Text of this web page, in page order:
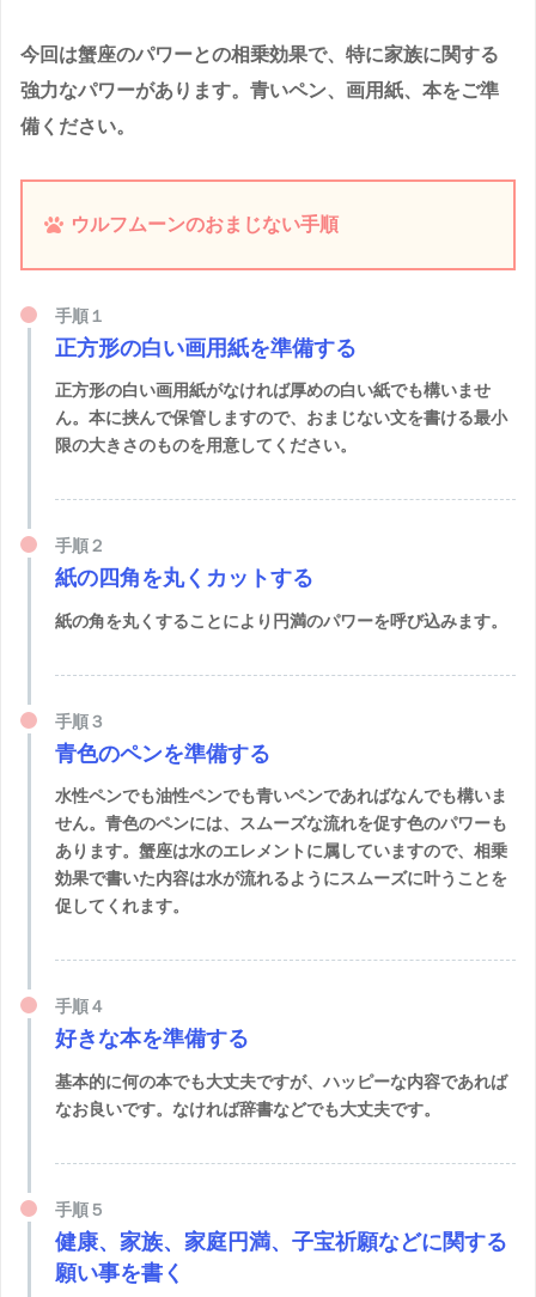
今回は蟹座のパワーとの相乗効果で、特に家族に関する
強力なパワーがあります。青いペン、画用紙、本をご準
備ください。
ウルフムーンのおまじない手順
手順１
正方形の白い画用紙を準備する
正方形の白い画用紙がなければ厚めの白い紙でも構いませ
ん。本に挟んで保管しますので、おまじない文を書ける最小
限の大きさのものを用意してください。
手順２
紙の四角を丸くカットする
紙の角を丸くすることにより円満のパワーを呼び込みます。
手順３
青色のペンを準備する
水性ペンでも油性ペンでも青いペンであればなんでも構いま
せん。青色のペンには、スムーズな流れを促す色のパワーも
あります。蟹座は水のエレメントに属していますので、相乗
効果で書いた内容は水が流れるようにスムーズに叶うことを
促してくれます。
手順４
好きな本を準備する
基本的に何の本でも大丈夫ですが、ハッピーな内容であれば
なお良いです。なければ辞書などでも大丈夫です。
手順５
健康、家族、家庭円満、子宝祈願などに関する
願い事を書く